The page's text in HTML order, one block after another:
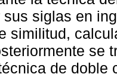
sus siglas en
similitud,
se
de doble